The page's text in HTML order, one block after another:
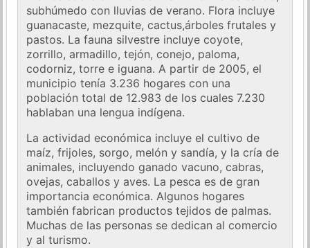
subhúmedo con lluvias de verano. Flora incluye
guanacaste, mezquite, cactus,árboles frutales y
pastos. La fauna silvestre incluye coyote,
zorrillo, armadillo, tejón, conejo, paloma,
codorniz, torre e iguana. A partir de 2005, el
municipio tenía 3.236 hogares con una
población total de 12.983 de los cuales 7.230
hablaban una lengua indígena.
La actividad económica incluye el cultivo de
maíz, frijoles, sorgo, melón y sandía, y la cría de
animales, incluyendo ganado vacuno, cabras,
ovejas, caballos y aves. La pesca es de gran
importancia económica. Algunos hogares
también fabrican productos tejidos de palmas.
Muchas de las personas se dedican al comercio
y al turismo.